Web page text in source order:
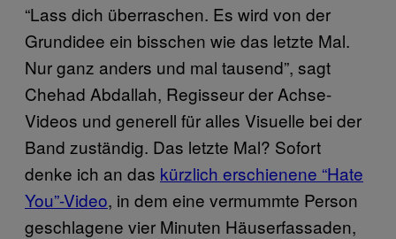
“Lass dich überraschen. Es wird von der
Grundidee ein bisschen wie das letzte Mal.
Nur ganz anders und mal tausend”, sagt
Chehad Abdallah, Regisseur der Achse-
Videos und generell für alles Visuelle bei der
Band zuständig. Das letzte Mal? Sofort
denke ich an das kürzlich erschienene “Hate
You”-Video, in dem eine vermummte Person
geschlagene vier Minuten Häuserfassaden,